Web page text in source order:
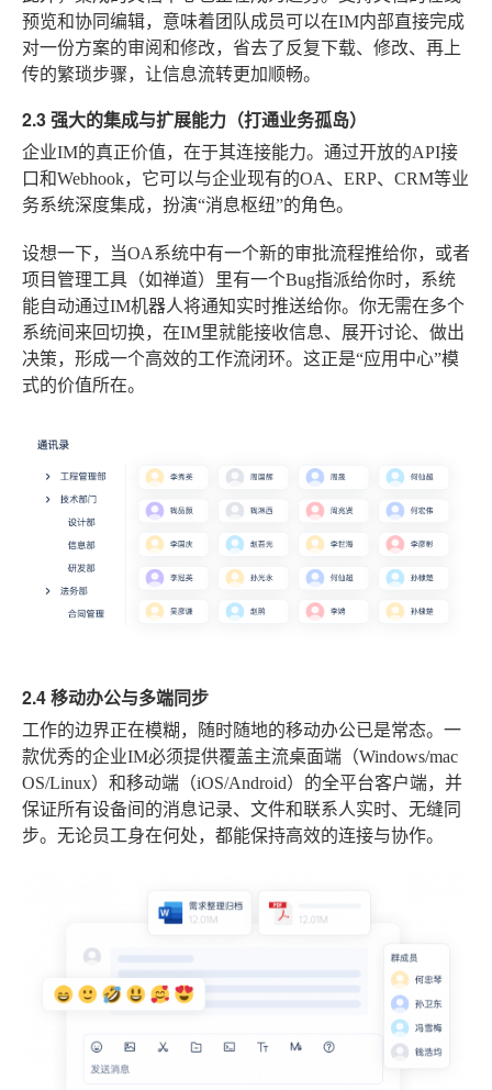
预览和协同编辑，意味着团队成员可以在IM内部直接完成
对一份方案的审阅和修改，省去了反复下载、修改、再上
传的繁琐步骤，让信息流转更加顺畅。
2.3 强大的集成与扩展能力（打通业务孤岛）
企业IM的真正价值，在于其连接能力。通过开放的API接
口和Webhook，它可以与企业现有的OA、ERP、CRM等业
务系统深度集成，扮演“消息枢纽”的角色。
设想一下，当OA系统中有一个新的审批流程推给你，或者
项目管理工具（如禅道）里有一个Bug指派给你时，系统
能自动通过IM机器人将通知实时推送给你。你无需在多个
系统间来回切换，在IM里就能接收信息、展开讨论、做出
决策，形成一个高效的工作流闭环。这正是“应用中心”模
式的价值所在。
2.4 移动办公与多端同步
工作的边界正在模糊，随时随地的移动办公已是常态。一
款优秀的企业IM必须提供覆盖主流桌面端（Windows/mac
OS/Linux）和移动端（iOS/Android）的全平台客户端，并
保证所有设备间的消息记录、文件和联系人实时、无缝同
步。无论员工身在何处，都能保持高效的连接与协作。